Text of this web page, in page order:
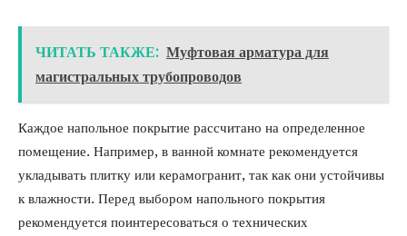
ЧИТАТЬ ТАКЖЕ: Муфтовая арматура для
магистральных трубопроводов
Каждое напольное покрытие рассчитано на определенное
помещение. Например, в ванной комнате рекомендуется
укладывать плитку или керамогранит, так как они устойчивы
к влажности. Перед выбором напольного покрытия
рекомендуется поинтересоваться о технических